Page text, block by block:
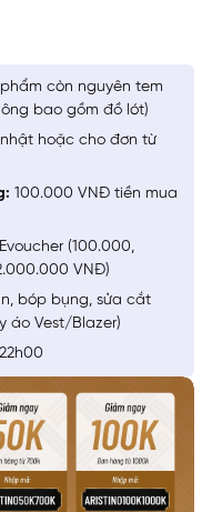
còn nguyên tem
bao gồm đồ lót)
nhật hoặc cho đơn từ
100.000 VNĐ tiền mua
Evoucher (100.000,
VNĐ)
bóp bụng, sửa cắt
áo Vest/Blazer)